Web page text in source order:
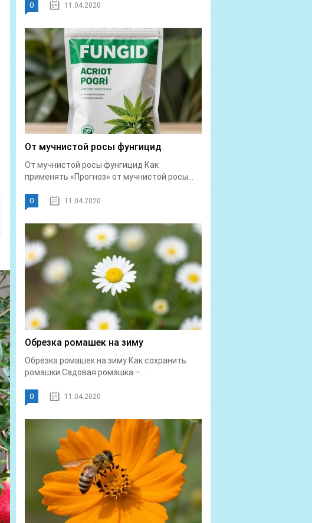
0 11.04.2020
От мучнистой росы фунгицид
От мучнистой росы фунгицид Как
применять «Прогноз» от мучнистой росы...
0 11.04.2020
Обрезка ромашек на зиму
Обрезка ромашек на зиму Как сохранить
ромашки Садовая ромашка –...
0 11.04.2020